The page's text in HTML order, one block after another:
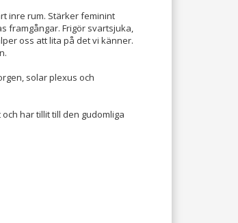
inre rum. Stärker feminint
framgångar. Frigör svartsjuka,
oss att lita på det vi känner.
solar plexus och
har tillit till den gudomliga